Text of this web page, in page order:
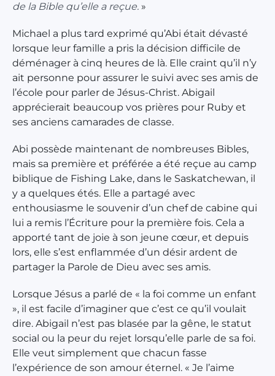
de la Bible qu’elle a reçue. »
Michael a plus tard exprimé qu’Abi était dévasté
lorsque leur famille a pris la décision difficile de
déménager à cinq heures de là. Elle craint qu’il n’y
ait personne pour assurer le suivi avec ses amis de
l’école pour parler de Jésus-Christ. Abigail
apprécierait beaucoup vos prières pour Ruby et
ses anciens camarades de classe.
Abi possède maintenant de nombreuses Bibles,
mais sa première et préférée a été reçue au camp
biblique de Fishing Lake, dans le Saskatchewan, il
y a quelques étés. Elle a partagé avec
enthousiasme le souvenir d’un chef de cabine qui
lui a remis l’Écriture pour la première fois. Cela a
apporté tant de joie à son jeune cœur, et depuis
lors, elle s’est enflammée d’un désir ardent de
partager la Parole de Dieu avec ses amis.
Lorsque Jésus a parlé de « la foi comme un enfant
», il est facile d’imaginer que c’est ce qu’il voulait
dire. Abigail n’est pas blasée par la gêne, le statut
social ou la peur du rejet lorsqu’elle parle de sa foi.
Elle veut simplement que chacun fasse
l’expérience de son amour éternel. « Je l’aime